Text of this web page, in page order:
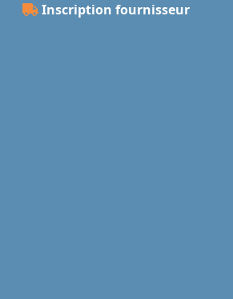
Inscription fournisseur